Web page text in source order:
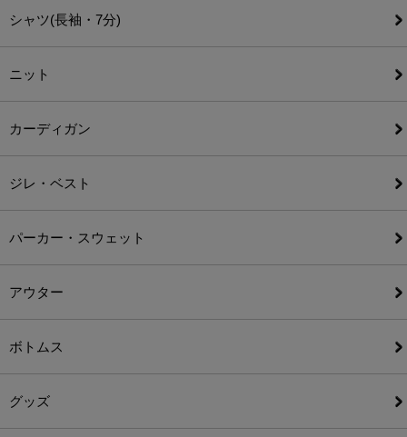
シャツ(長袖・7分)
ニット
カーディガン
ジレ・ベスト
パーカー・スウェット
アウター
ボトムス
グッズ